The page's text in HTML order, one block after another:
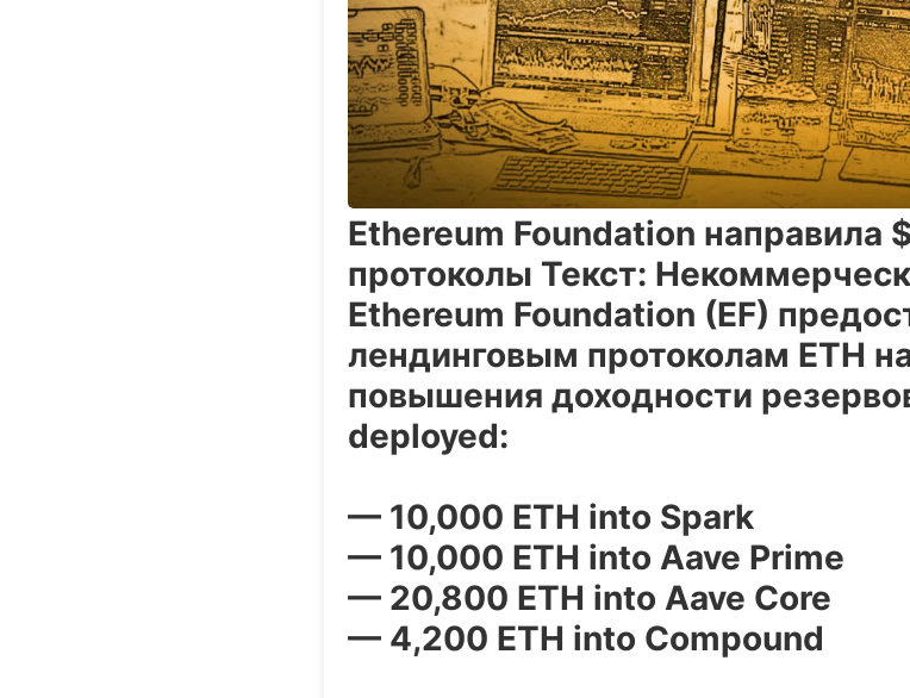
Ethereum Foundation направила
протоколы Текст:
Ethereum Foundation (EF)
лендинговым протоколам ETH
повышения доходности
deployed:
— 10,000 ETH into Spark
— 10,000 ETH into Aave Prime
— 20,800 ETH into Aave Core
— 4,200 ETH into Compound